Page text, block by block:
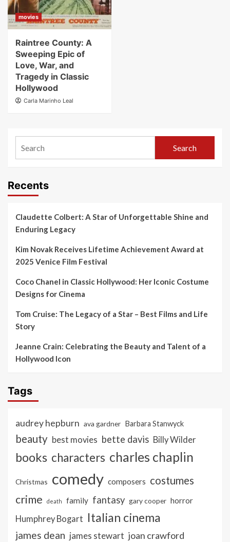
movies
Raintree County: A
Sweeping Epic of
Love, War, and
Tragedy in Classic
Hollywood
Carla Marinho Leal
Search
Recents
Claudette Colbert: A Star of Unforgettable Shine and
Enduring Legacy
Kim Novak Receives Lifetime Achievement Award at
2025 Venice Film Festival
Coco Chanel in Classic Hollywood: Her Iconic Costume
Designs for Cinema
Tom Cruise: The Legacy of a Star – Best Films and Life
Story
Jeanne Crain: Celebrating the Beauty and Talent of a
Hollywood Icon
Tags
audrey hepburn ava gardner Barbara Stanwyck
beauty best movies bette davis Billy Wilder
books characters charles chaplin
Christmas comedy composers costumes
crime death family fantasy gary cooper horror
Humphrey Bogart Italian cinema
james dean james stewart joan crawford